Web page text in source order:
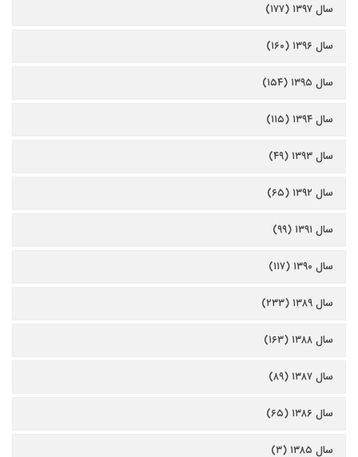
سال ۱۳۹۷ (۱۷۷)
سال ۱۳۹۶ (۱۶۰)
سال ۱۳۹۵ (۱۵۴)
سال ۱۳۹۴ (۱۱۵)
سال ۱۳۹۳ (۴۹)
سال ۱۳۹۲ (۶۵)
سال ۱۳۹۱ (۹۹)
سال ۱۳۹۰ (۱۱۷)
سال ۱۳۸۹ (۲۳۳)
سال ۱۳۸۸ (۱۶۳)
سال ۱۳۸۷ (۸۹)
سال ۱۳۸۶ (۶۵)
سال ۱۳۸۵ (۳)